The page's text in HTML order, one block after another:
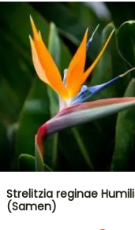
Strelitzia reginae
(Samen)